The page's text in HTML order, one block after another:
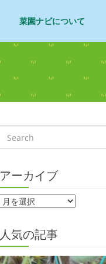
菜園ナビについて
アーカイブ
人気の記事